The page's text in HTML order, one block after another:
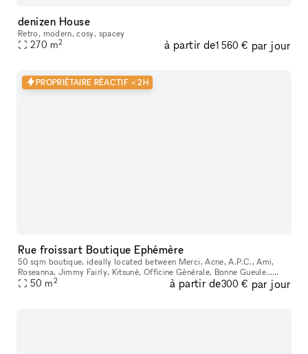
denizen House
Retro, modern, cosy, spacey
270 m2 à partir de1 560 € par jour
PROPRIÉTAIRE RÉACTIF < 2H
Rue froissart Boutique Ephémère
50 sqm boutique, ideally located between Merci, Acne, A.P.C., Ami,
Roseanna, Jimmy Fairly, Kitsuné, Officine Générale, Bonne Gueule…
Features a beautiful workshop-style display window and a large, w
50 m2 à partir de300 € par jour